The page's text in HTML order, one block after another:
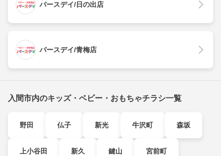
バースデイ/日の出店
バースデイ/青梅店
入間市内のキッズ・ベビー・おもちゃチラシ一覧
野田 仏子 新光 牛沢町 森坂
上小谷田 新久 鍵山 宮前町